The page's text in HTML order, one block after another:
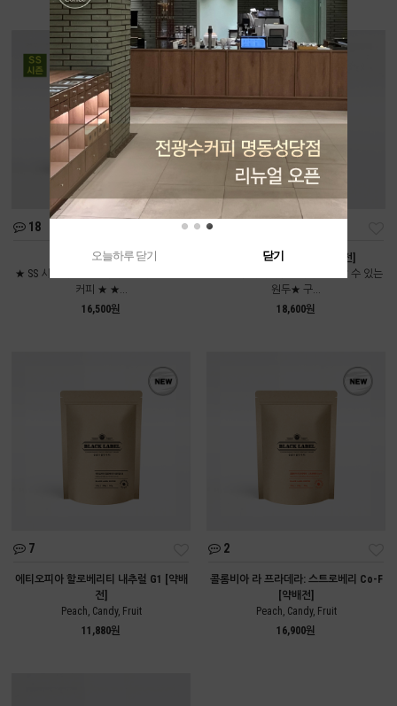
18
여름인가봄 [중배전]
★ SS 시즌에만 만날 수 있는 시즌블렌드
커피 ★ ★...
16,500원
콜롬비아 디카페인 [약배전]
★전광수커피하우스에서도 만날 수 있는
원두★ 구...
18,600원
7
에티오피아 할로베리티 내추럴 G1 [약배
전]
Peach, Candy, Fruit
11,880원
2
콜롬비아 라 프라데라: 스트로베리 Co-F
[약배전]
Peach, Candy, Fruit
16,900원
오늘하루 닫기 닫기